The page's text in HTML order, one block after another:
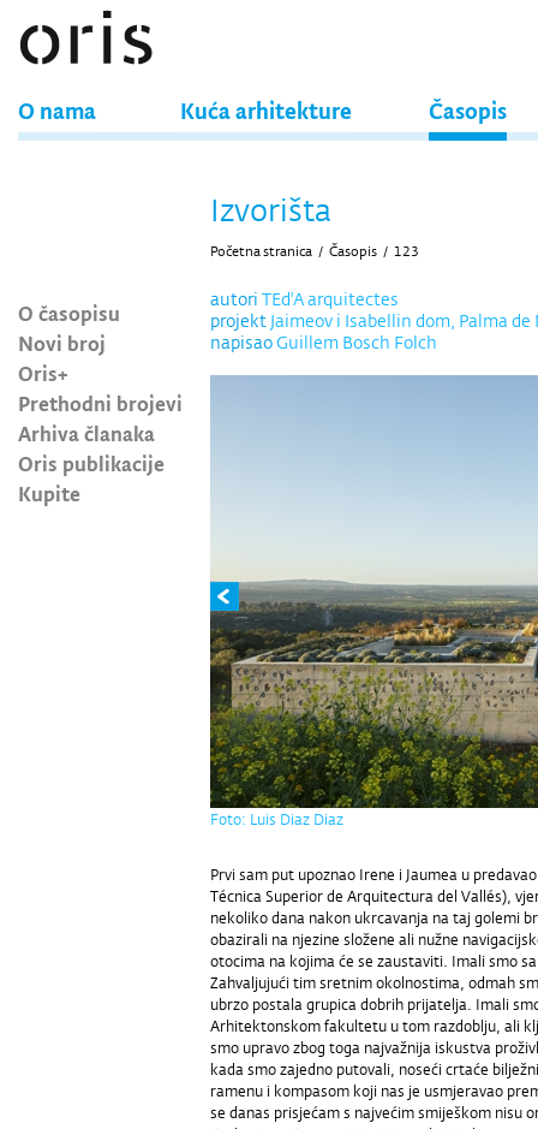
O nama Kuća arhitekture Časopis
O časopisu
Novi broj
Oris+
Prethodni brojevi
Arhiva članaka
Oris publikacije
Kupite
Izvorišta
Početna stranica / Časopis / 123
autori TEd'A arquitectes
projekt Jaimeov i Isabellin dom, Palma
napisaoGuillem Bosch Folch
Foto: Luis Diaz Diaz
Prvi sam put upoznao Irene i Jaumea u
Técnica Superior de Arquitectura del Vallés),
nekoliko dana nakon ukrcavanja na taj golemi
obazirali na njezine složene ali nužne
otocima na kojima će se zaustaviti. Imali smo
Zahvaljujući tim sretnim okolnostima, odmah
ubrzo postala grupica dobrih prijatelja. Imali
Arhitektonskom fakultetu u tom razdoblju, ali
smo upravo zbog toga najvažnija iskustva
kada smo zajedno putovali, noseći crtaće
ramenu i kompasom koji nas je usmjeravao
se danas prisjećam s najvećim smiješkom nisu